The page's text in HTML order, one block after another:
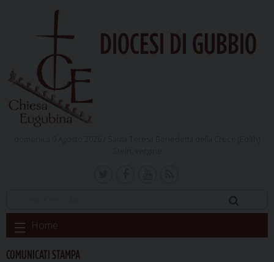
DIOCESI DI GUBBIO
Skip
to
content
Home
COMUNICATI STAMPA